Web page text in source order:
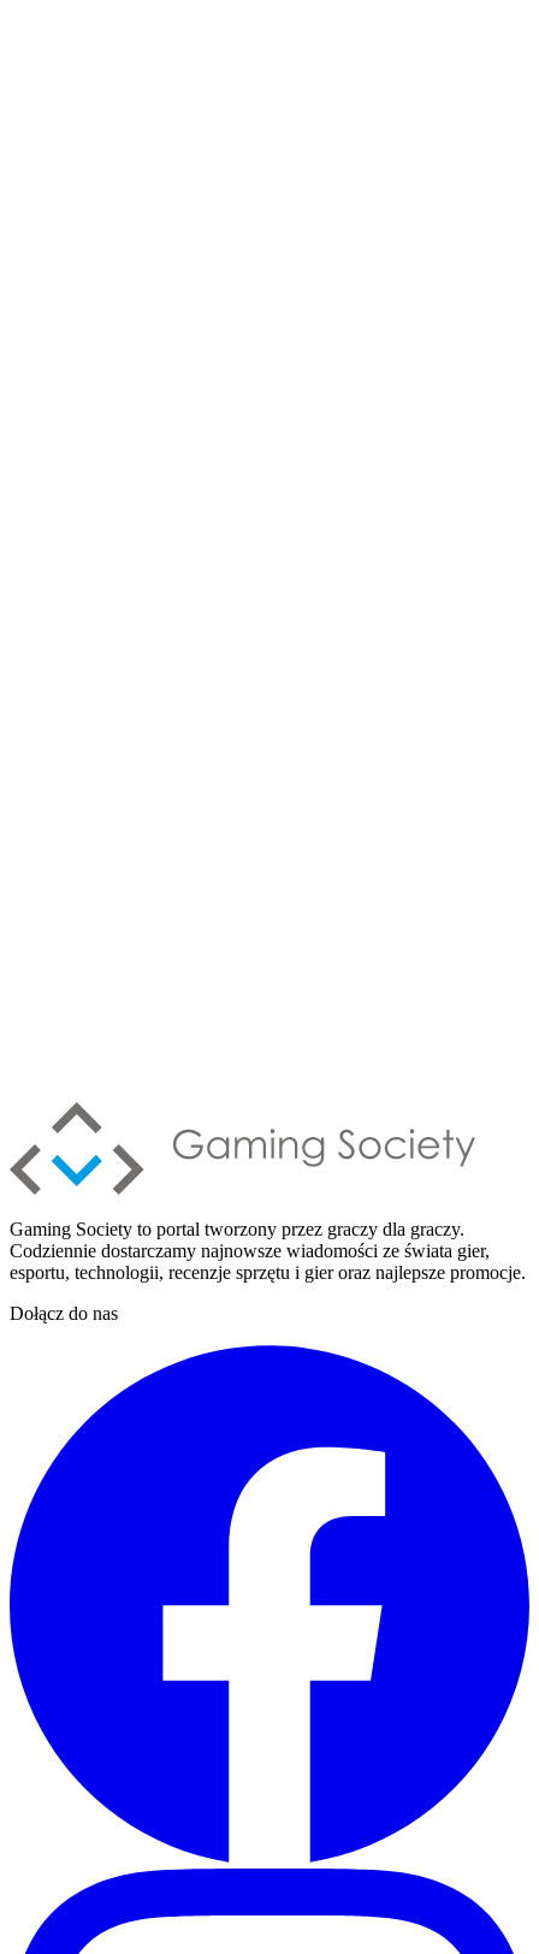
Gaming Society to portal tworzony przez graczy dla graczy.
Codziennie dostarczamy najnowsze wiadomości ze świata gier,
esportu, technologii, recenzje sprzętu i gier oraz najlepsze promocje.
Dołącz do nas